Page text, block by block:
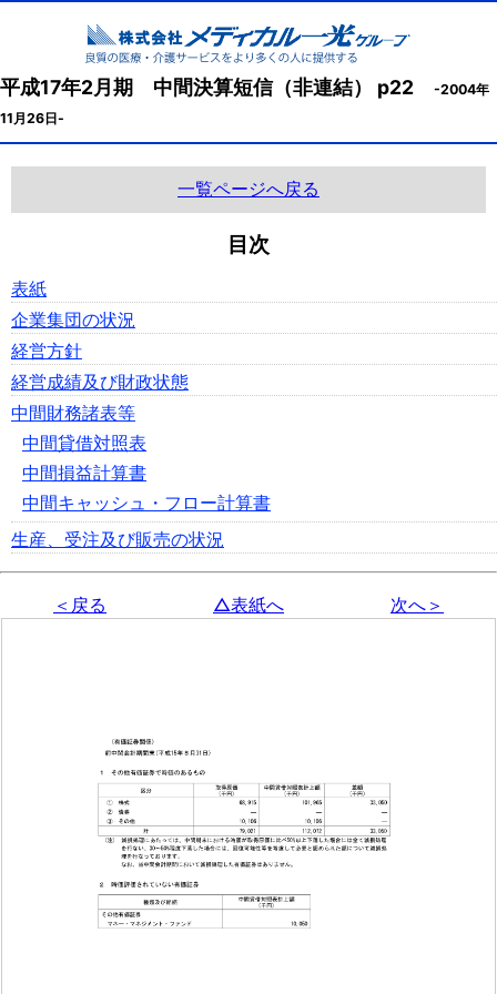
平成17年2月期 中間決算短信（非連結） p22
-2004年
11月26日-
一覧ページへ戻る
目次
表紙
企業集団の状況
経営方針
経営成績及び財政状態
中間財務諸表等
中間貸借対照表
中間損益計算書
中間キャッシュ・フロー計算書
生産、受注及び販売の状況
＜戻る △表紙へ 次へ＞